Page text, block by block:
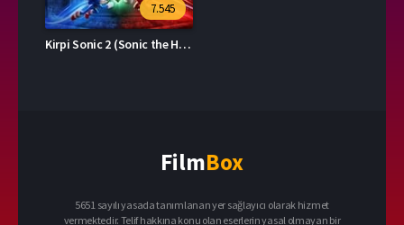
7.545
Kirpi Sonic 2 (Sonic the Hedgehog 2)
FilmBox
5651 sayılı yasada tanımlanan yer sağlayıcı olarak hizmet
vermektedir. Telif hakkına konu olan eserlerin yasal olmayan bir